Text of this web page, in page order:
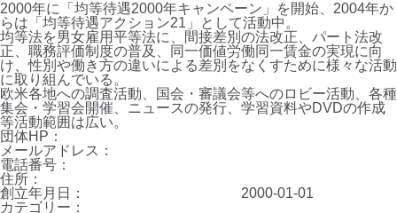
2000年に「均等待遇2000年キャンペーン」を開始、2004年か
らは「均等待遇アクション21」として活動中。
均等法を男女雇用平等法に、間接差別の法改正、パート法改
正、職務評価制度の普及、同一価値労働同一賃金の実現に向
け、性別や働き方の違いによる差別をなくすために様々な活動
に取り組んでいる。
欧米各地への調査活動、国会・審議会等へのロビー活動、各種
集会・学習会開催、ニュースの発行、学習資料やDVDの作成
等活動範囲は広い。
団体HP：
メールアドレス：
電話番号：
住所：
創立年月日：
2000-01-01
カテゴリー：